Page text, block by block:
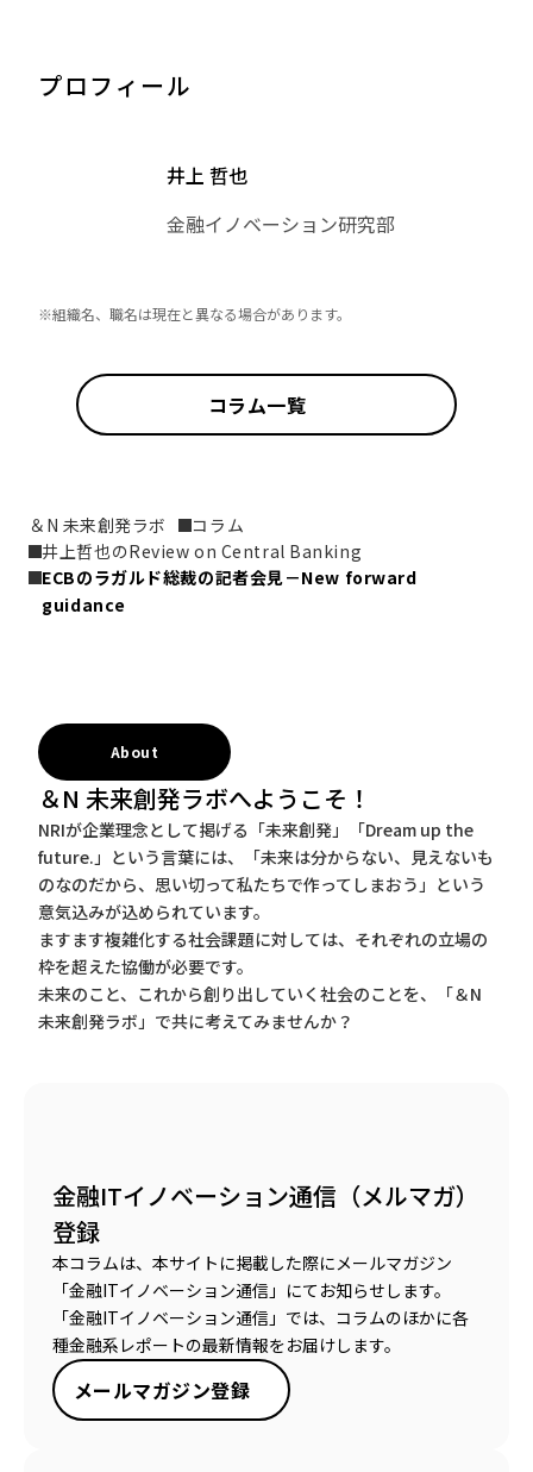
プロフィール
井上 哲也
金融イノベーション研究部
※組織名、職名は現在と異なる場合があります。
コラム一覧
＆N 未来創発ラボ
コラム
井上哲也のReview on Central Banking
ECBのラガルド総裁の記者会見－New forward
guidance
About
＆N 未来創発ラボへようこそ！
NRIが企業理念として掲げる「未来創発」「Dream up the
future.」という言葉には、「未来は分からない、見えないも
のなのだから、思い切って私たちで作ってしまおう」という
意気込みが込められています。
ますます複雑化する社会課題に対しては、それぞれの立場の
枠を超えた協働が必要です。
未来のこと、これから創り出していく社会のことを、「＆N
未来創発ラボ」で共に考えてみませんか？
金融ITイノベーション通信（メルマガ）
登録
本コラムは、本サイトに掲載した際にメールマガジン
「金融ITイノベーション通信」にてお知らせします。
「金融ITイノベーション通信」では、コラムのほかに各
種金融系レポートの最新情報をお届けします。
メールマガジン登録